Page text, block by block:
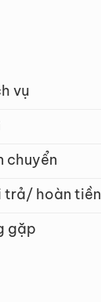
vụ
chuyển
trả/ hoàn tiền
gặp